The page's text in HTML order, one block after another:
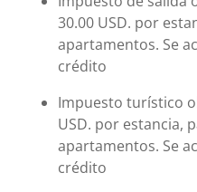
30.00 USD. por
apartamentos. Se
crédito
Impuesto turístico
USD. por estancia,
apartamentos. Se
crédito